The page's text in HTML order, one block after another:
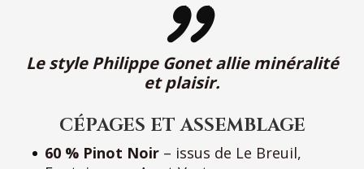
Le style Philippe Gonet allie minéralité
et plaisir.
CÉPAGES ET ASSEMBLAGE
60 % Pinot Noir – issus de Le Breuil,